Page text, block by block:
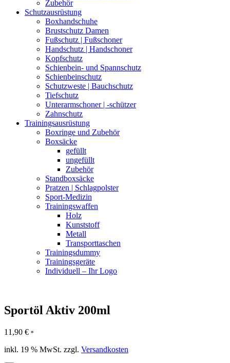
Zubehör
Schutzausrüstung
Boxhandschuhe
Brustschutz Damen
Fußschutz | Fußschoner
Handschutz | Handschoner
Kopfschutz
Schienbein- und Spannschutz
Schienbeinschutz
Schutzweste | Bauchschutz
Tiefschutz
Unterarmschoner | -schützer
Zahnschutz
Trainingsausrüstung
Boxringe und Zubehör
Boxsäcke
gefüllt
ungefüllt
Zubehör
Standboxsäcke
Pratzen | Schlagpolster
Sport-Medizin
Trainingswaffen
Holz
Kunststoff
Metall
Transporttaschen
Trainingsdummy
Trainingsgeräte
Individuell – Ihr Logo
Sportöl Aktiv 200ml
11,90 € *
inkl. 19 % MwSt. zzgl. Versandkosten